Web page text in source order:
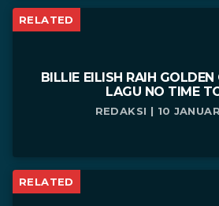
RELATED
BILLIE EILISH RAIH
LAGU NO TIME
REDAKSI | 10
RELATED